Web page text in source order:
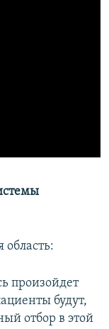
область:
произойдет
будут,
отбор в этой